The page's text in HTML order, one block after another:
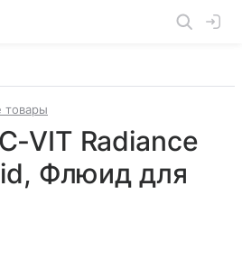
товары
VIT Radiance
Флюид для